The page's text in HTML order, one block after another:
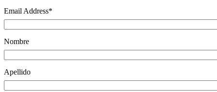
Email Address*
Nombre
Apellido